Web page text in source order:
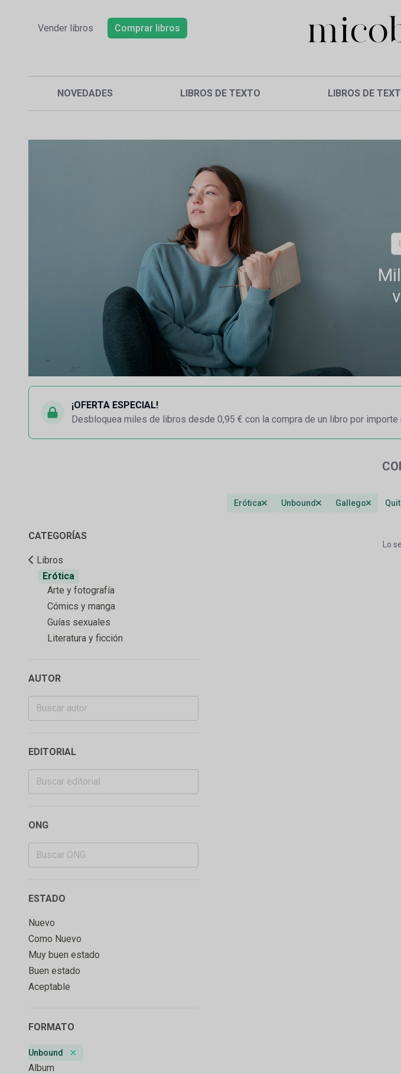
Vender libros Comprar libros
NOVEDADES LIBROS DE TEXTO LIBROS DE
¡OFERTA ESPECIAL!
Desbloquea miles de libros desde 0,95 € con la compra de un libro por importe
Erótica Unbound Gallego
CATEGORÍAS
Libros
Erótica
Arte y fotografía
Cómics y manga
Guías sexuales
Literatura y ficción
AUTOR
EDITORIAL
ONG
ESTADO
Nuevo
Como Nuevo
Muy buen estado
Buen estado
Aceptable
FORMATO
Unbound
Remove badge
Album
Lo